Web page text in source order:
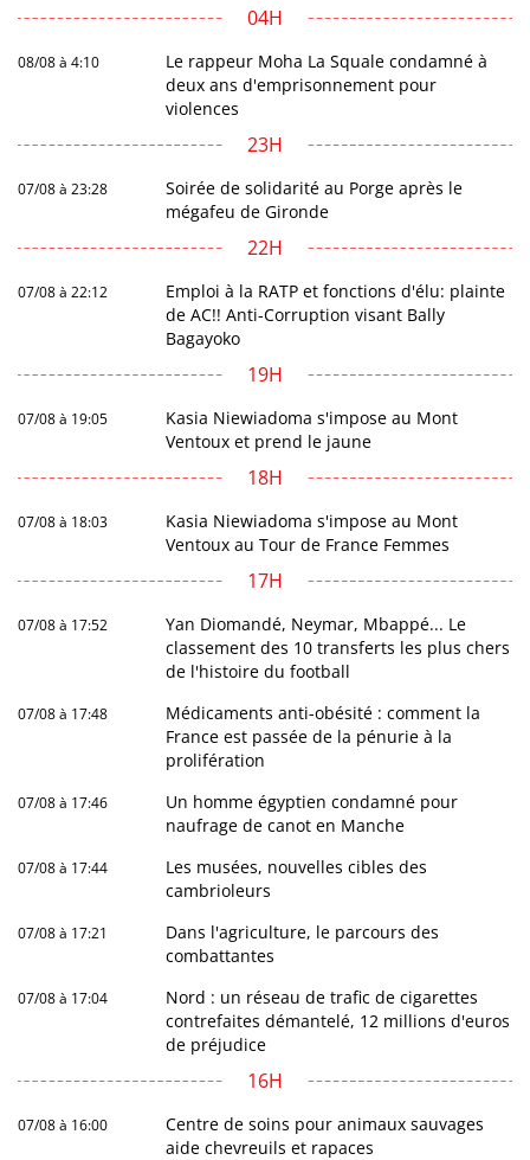
04H
08/08 à 4:10
Le rappeur Moha La Squale condamné à
deux ans d'emprisonnement pour
violences
23H
07/08 à 23:28
Soirée de solidarité au Porge après le
mégafeu de Gironde
22H
07/08 à 22:12
Emploi à la RATP et fonctions d'élu: plainte
de AC!! Anti-Corruption visant Bally
Bagayoko
19H
07/08 à 19:05
Kasia Niewiadoma s'impose au Mont
Ventoux et prend le jaune
18H
07/08 à 18:03
Kasia Niewiadoma s'impose au Mont
Ventoux au Tour de France Femmes
17H
07/08 à 17:52
Yan Diomandé, Neymar, Mbappé... Le
classement des 10 transferts les plus chers
de l'histoire du football
07/08 à 17:48
Médicaments anti-obésité : comment la
France est passée de la pénurie à la
prolifération
07/08 à 17:46
Un homme égyptien condamné pour
naufrage de canot en Manche
07/08 à 17:44
Les musées, nouvelles cibles des
cambrioleurs
07/08 à 17:21
Dans l'agriculture, le parcours des
combattantes
07/08 à 17:04
Nord : un réseau de trafic de cigarettes
contrefaites démantelé, 12 millions d'euros
de préjudice
16H
07/08 à 16:00
Centre de soins pour animaux sauvages
aide chevreuils et rapaces